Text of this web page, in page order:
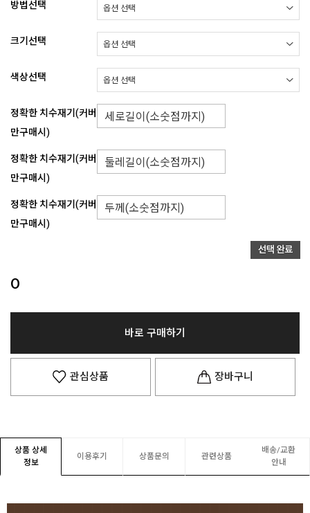
방법선택
크기선택
색상선택
정확한 치수재기(커버
만구매시)
정확한 치수재기(커버
만구매시)
정확한 치수재기(커버
만구매시)
0
바로 구매하기
관심상품 장바구니
상품 상세
정보
이용후기 상품문의 관련상품
배송/교환
안내